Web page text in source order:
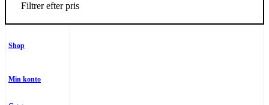
Filtrer efter pris
Shop
Min konto